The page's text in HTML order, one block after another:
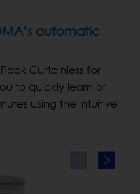
automatic
Curtainless for
to quickly learn or
using the intuitive